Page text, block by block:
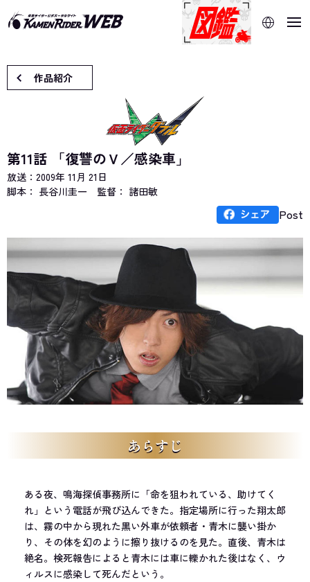
当サイトでは、機械的な自動翻訳サービスを使用していま
す。指定した言語に切り替わらないページは、ブラウザの翻
訳機能をご利用ください。
作品紹介
第11話 「復讐のＶ／感染車」
放送： 2009年 11月 21日
脚本： 長谷川圭一
監督： 諸田敏
Post
あらすじ
ある夜、鳴海探偵事務所に「命を狙われている、助けてく
れ」という電話が飛び込んできた。指定場所に行った翔太郎
は、霧の中から現れた黒い外車が依頼者・青木に襲い掛か
り、その体を幻のように擦り抜けるのを見た。直後、青木は
絶名。検死報告によると青木には車に轢かれた後はなく、ウ
ィルスに感染して死んだという。